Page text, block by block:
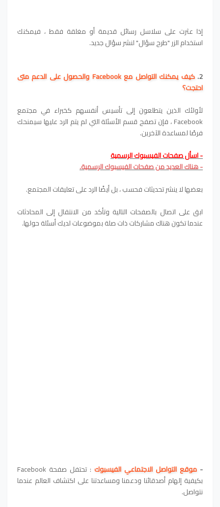
إذا عثرت على سلاسل رسائل قديمة أو مغلقة فقط ، فيمكنك
استخدام الزر "طرح سؤال" لنشر سؤال جديد.
2.
كيف يمكنك التواصل مع Facebook والحصول على الدعم متى
احتجت؟
لأولئك الذين يتطلعون إلى تأسيس أنفسهم كخبراء في مجتمع
Facebook ، فإن تصفح قسم الأسئلة التي لم يتم الرد عليها سيمنحك
فرصًا لمساعدة الآخرين.
- اسأل صفحات الفيسبوك الرسمية
- هناك العديد من صفحات الفيسبوك الرسمية.
بعضها لا ينشر تحديثات فحسب ، بل أيضًا الرد على تعليقات المجتمع.
ابق على اتصال بالصفحات التالية وتأكد من الانتقال إلى المحادثات
عندما تكون هناك مشاركات ذات صلة بموضوعات لديك أسئلة حولها.
- موقع التواصل الاجتماعي الفيسبوك
: تحتفل صفحة Facebook
بكيفية إلهام أصدقائنا ودعمنا ومساعدتنا على اكتشاف العالم عندما
نتواصل.